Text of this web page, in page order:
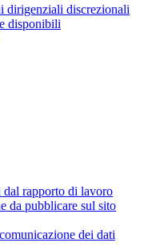
dirigenziali discrezionali
disponibili
dal rapporto di lavoro
da pubblicare sul sito
dei dati